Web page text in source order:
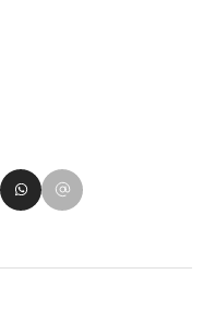
LinkedIn
su Pinterest
Condividi su WhatsApp
Condividi su Email